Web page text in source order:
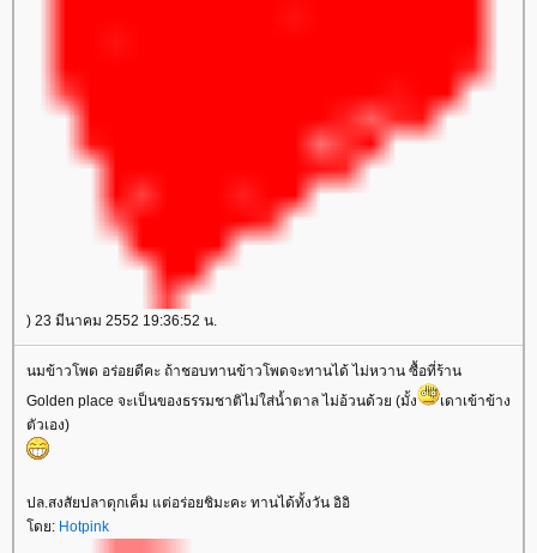
) 23 มีนาคม 2552 19:36:52 น.
นมข้าวโพด อร่อยดีคะ ถ้าชอบทานข้าวโพดจะทานได้ ไม่หวาน ซื้อที่ร้าน
Golden place จะเป็นของธรรมชาติไม่ใส่น้ำตาล ไม่อ้วนด้วย (มั้ง
เดาเข้าข้าง
ตัวเอง)
ปล.สงสัยปลาดุกเค็ม แต่อร่อยชิมะคะ ทานได้ทั้งวัน อิอิ
ดย: Hotpink